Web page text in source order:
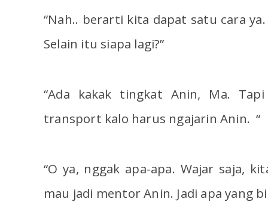
“Nah.. berarti kita dapat satu cara
Selain itu siapa lagi?”
“Ada kakak tingkat Anin, Ma.
transport kalo harus ngajarin Anin. “
“O ya, nggak apa-apa. Wajar saja,
mau jadi mentor Anin. Jadi apa yang